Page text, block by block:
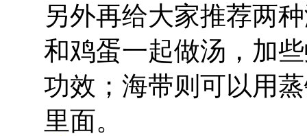
另外再给大家推荐两
和鸡蛋一起做汤，加
功效；海带则可以用
里面。